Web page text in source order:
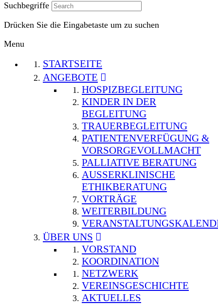
Suchbegriffe
Drücken Sie die Eingabetaste um zu suchen
Menu
STARTSEITE
ANGEBOTE
HOSPIZBEGLEITUNG
KINDER IN DER
BEGLEITUNG
TRAUERBEGLEITUNG
PATIENTENVERFÜGUNG &
VORSORGEVOLLMACHT
PALLIATIVE BERATUNG
AUSSERKLINISCHE E
THIKBERATUNG
VORTRÄGE
WEITERBILDUNG
ÜBER UNS
VORSTAND
KOORDINATION
NETZWERK
VEREINSGESCHICHTE
AKTUELLES